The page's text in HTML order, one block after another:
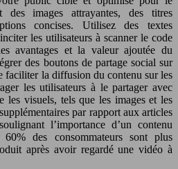
des images attrayantes, des titres
concises. Utilisez des textes
les utilisateurs à scanner le code
avantages et la valeur ajoutée du
des boutons de partage social sur
faciliter la diffusion du contenu sur les
les utilisateurs à le partager avec
les visuels, tels que les images et les
par rapport aux articles
l’importance d’un contenu
des consommateurs sont plus
après avoir regardé une vidéo à